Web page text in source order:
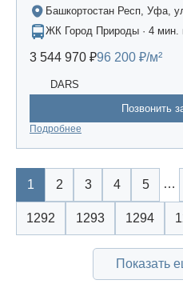
Башкортостан Респ, Уфа,
ЖК Город Природы · 4 мин.
3 544 970 ₽96 200 ₽/м²
DARS
Позвонить
Подробнее
1 2 3 4 5 …
1292 1293 1294
Показать